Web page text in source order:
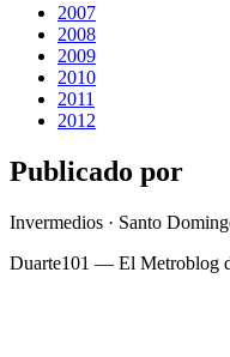
2007
2008
2009
2010
2011
2012
Publicado por
Invermedios · Santo
Duarte101 — El Metroblog